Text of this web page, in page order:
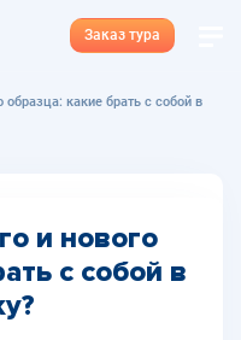
Заказ тура
какие брать с собой в
и нового
с собой в